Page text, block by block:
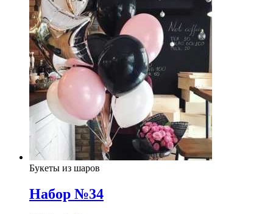
Букеты из шаров
Набор №34